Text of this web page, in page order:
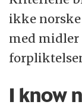
ikke
med midler
I know